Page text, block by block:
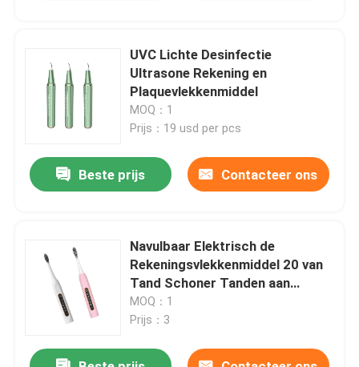
UVC Lichte Desinfectie
Ultrasone Rekening en
Plaquevlekkenmiddel
MOQ：1
Prijs：19 usd per pcs
Beste prijs Contacteer ons
Navulbaar Elektrisch de
Rekeningsvlekkenmiddel 20 van
Tand Schoner Tanden aan
20000Hz
MOQ：1
Prijs：3